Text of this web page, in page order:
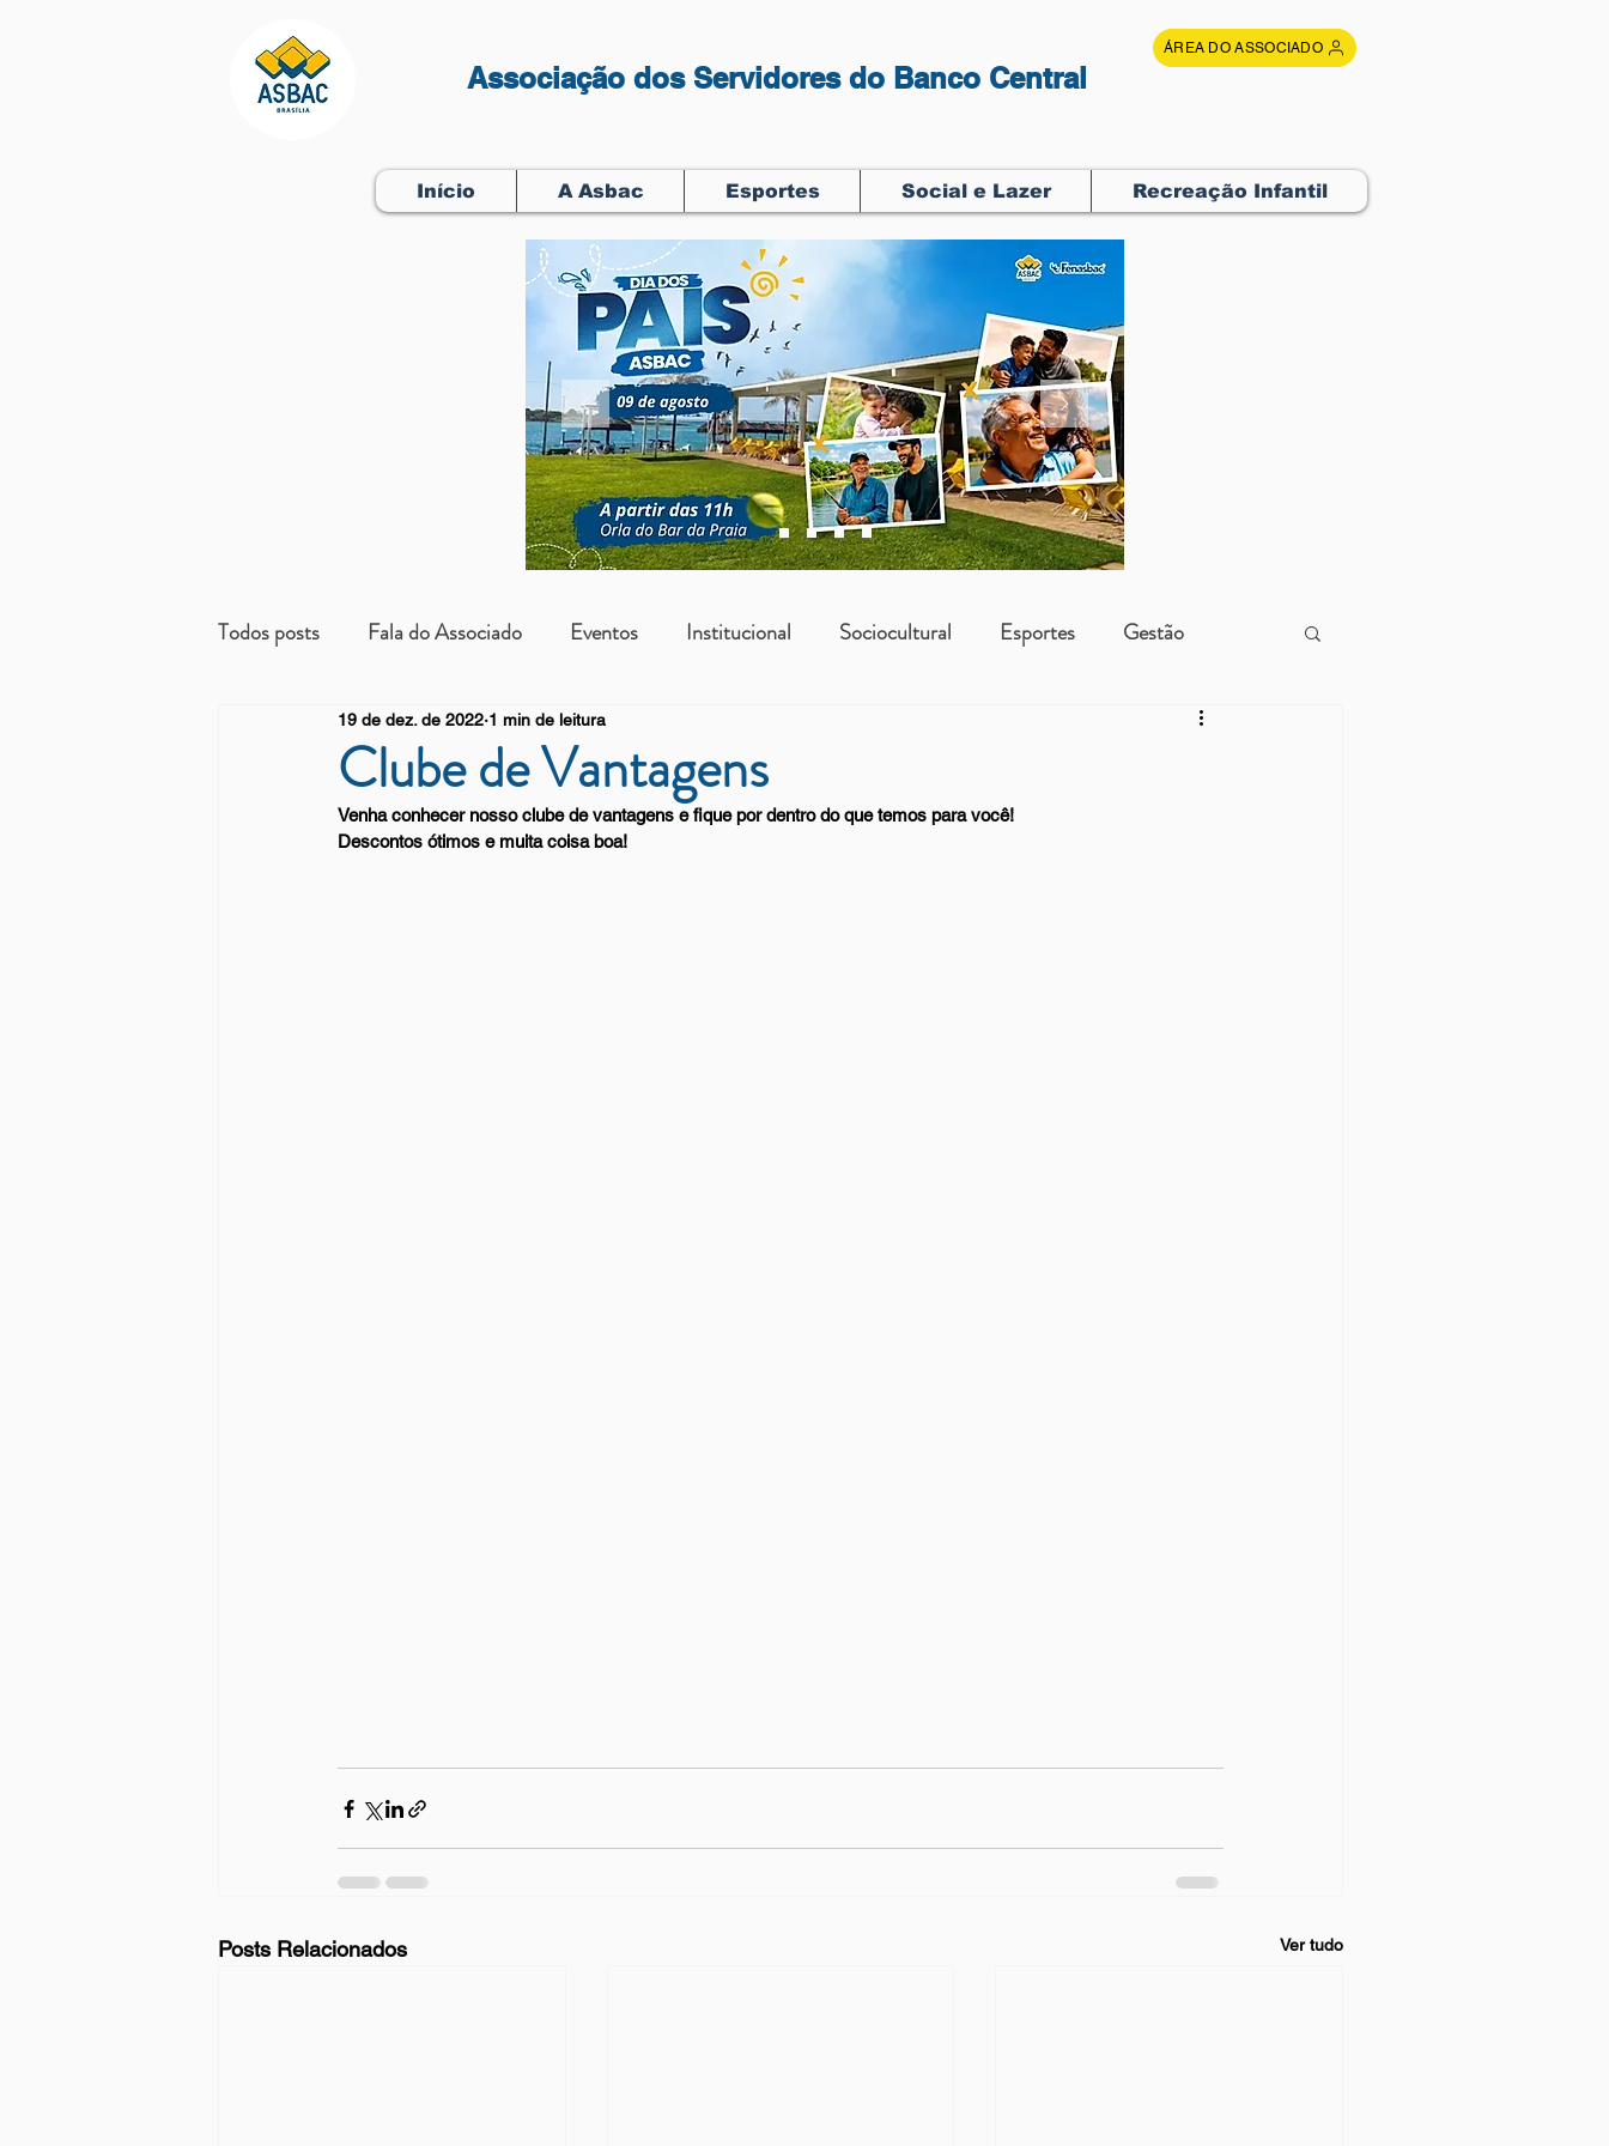
Associação dos Servidores do Banco Central
ÁREA DO ASSOCIADO
Início A Asbac Esportes Social e Lazer Recreação Infantil
Todos posts Fala do Associado Eventos Institucional Sociocultural Esportes Gestão
Beneficientes Arrendatários Vantagens Asbac
Clube de Vantagens
19 de dez. de 2022 1 min de leitura
Venha conhecer nosso clube de vantagens e fique por dentro do que temos para você!
Descontos ótimos e muita coisa boa!
Posts Relacionados Ver tudo